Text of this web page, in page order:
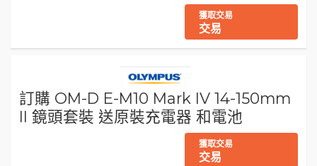
獲取交易
交易
訂購 OM-D E-M10 Mark IV 14-150mm
II 鏡頭套裝 送原裝充電器 和電池
獲取交易
交易